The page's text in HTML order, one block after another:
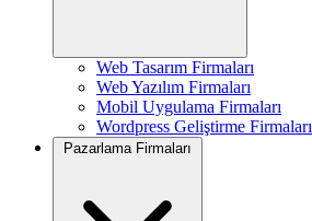
Web Tasarım Firmaları
Web Yazılım Firmaları
Mobil Uygulama Firmaları
Wordpress Geliştirme Firmaları
Pazarlama Firmaları